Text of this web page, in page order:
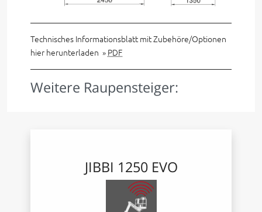
Technisches Informationsblatt mit Zubehöre/Optionen
hier herunterladen » PDF
Weitere Raupensteiger:
JIBBI 1250 EVO